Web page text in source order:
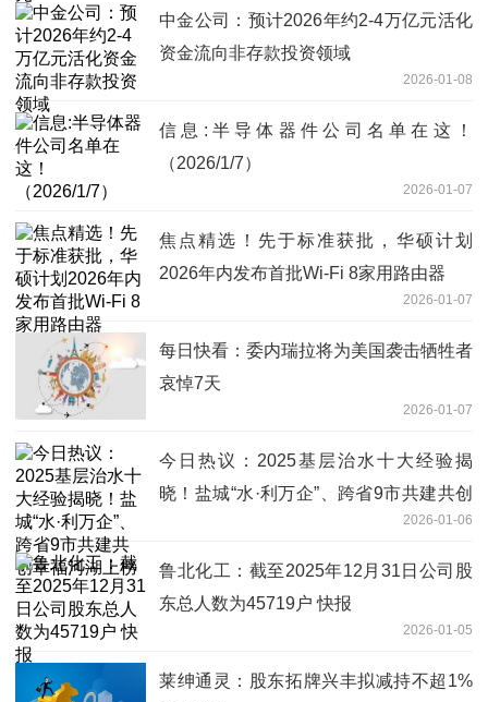
中金公司：预计2026年约2-4万亿元活化
资金流向非存款投资领域
2026-01-08
信息:半导体器件公司名单在这！
（2026/1/7）
2026-01-07
焦点精选！先于标准获批，华硕计划
2026年内发布首批Wi-Fi 8家用路由器
2026-01-07
每日快看：委内瑞拉将为美国袭击牺牲者
哀悼7天
2026-01-07
今日热议：2025基层治水十大经验揭
晓！盐城“水·利万企”、跨省9市共建共创
2026-01-06
鲁北化工：截至2025年12月31日公司股
东总人数为45719户 快报
2026-01-05
莱绅通灵：股东拓牌兴丰拟减持不超1%